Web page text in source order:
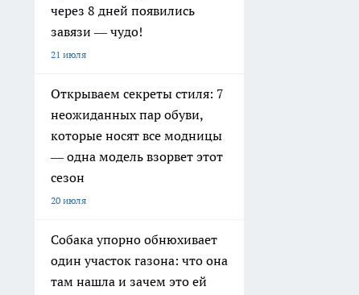
через 8 дней появились
завязи — чудо!
21 июля
Открываем секреты стиля: 7
неожиданных пар обуви,
которые носят все модницы
— одна модель взорвет этот
сезон
20 июля
Собака упорно обнюхивает
один участок газона: что она
там нашла и зачем это ей